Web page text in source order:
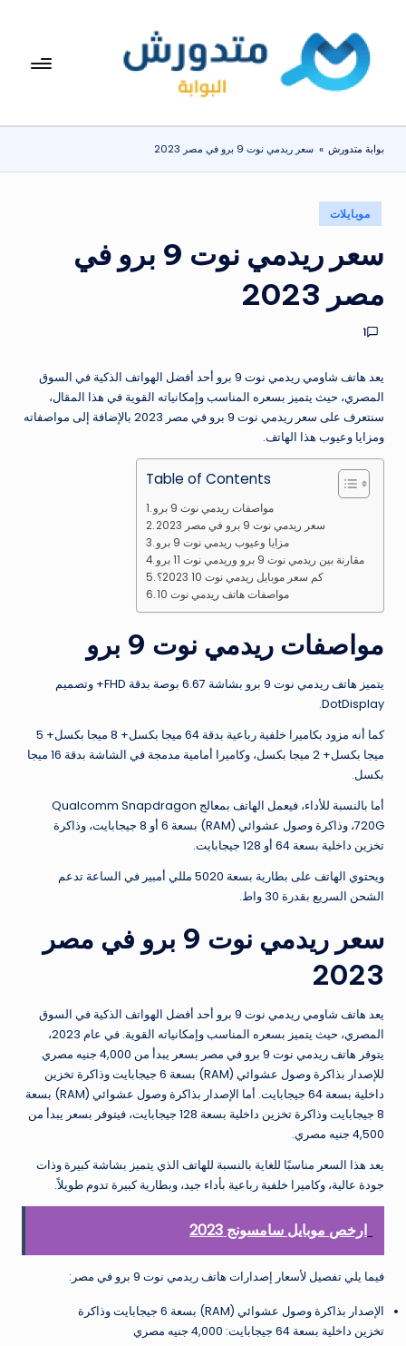
المحتوىبوا
مت
دو
ر
ش
تعرف
المنزلية
يومياً
بوابة متدورش » سعر ريدمي نوت 9 برو في مصر 2023
في
موبايلات
سعر ريدمي نوت 9 برو في
مصر 2023
1
يعد هاتف شاومي ريدمي نوت 9 برو أحد أفضل الهواتف الذكية في السوق
المصري، حيث يتميز بسعره المناسب وإمكانياته القوية في هذا المقال،
سنتعرف على سعر ريدمي نوت 9 برو في مصر 2023 بالإضافة إلى مواصفاته
ومزايا وعيوب هذا الهاتف.
Table of Contents
مواصفات ريدمي نوت 9 برو
سعر ريدمي نوت 9 برو في مصر 2023
مزايا وعيوب ريدمي نوت 9 برو
مقارنة بين ريدمي نوت 9 برو وريدمي نوت 11 برو
كم سعر موبايل ريدمي نوت 10 2023؟
مواصفات هاتف ريدمي نوت 10
مواصفات ريدمي نوت 9 برو
يتميز هاتف ريدمي نوت 9 برو بشاشة 6.67 بوصة بدقة FHD+ وتصميم
DotDisplay.
كما أنه مزود بكاميرا خلفية رباعية بدقة 64 ميجا بكسل+ 8 ميجا بكسل+ 5
ميجا بكسل+ 2 ميجا بكسل، وكاميرا أمامية مدمجة في الشاشة بدقة 16 ميجا
بكسل.
أما بالنسبة للأداء، فيعمل الهاتف بمعالج Qualcomm Snapdragon
720G، وذاكرة وصول عشوائي (RAM) بسعة 6 أو 8 جيجابايت، وذاكرة
تخزين داخلية بسعة 64 أو 128 جيجابايت.
ويحتوي الهاتف على بطارية بسعة 5020 مللي أمبير في الساعة تدعم
الشحن السريع بقدرة 30 واط.
سعر ريدمي نوت 9 برو في مصر
2023
يعد هاتف شاومي ريدمي نوت 9 برو أحد أفضل الهواتف الذكية في السوق
المصري، حيث يتميز بسعره المناسب وإمكانياته القوية. في عام 2023،
يتوفر هاتف ريدمي نوت 9 برو في مصر بسعر يبدأ من 4,000 جنيه مصري
للإصدار بذاكرة وصول عشوائي (RAM) بسعة 6 جيجابايت وذاكرة تخزين
داخلية بسعة 64 جيجابايت. أما الإصدار بذاكرة وصول عشوائي (RAM) بسعة
8 جيجابايت وذاكرة تخزين داخلية بسعة 128 جيجابايت، فيتوفر بسعر يبدأ من
4,500 جنيه مصري.
يعد هذا السعر مناسبًا للغاية بالنسبة للهاتف الذي يتميز بشاشة كبيرة وذات
جودة عالية، وكاميرا خلفية رباعية بأداء جيد، وبطارية كبيرة تدوم طويلاً.
ارخص موبايل سامسونج 2023
فيما يلي تفصيل لأسعار إصدارات هاتف ريدمي نوت 9 برو في مصر:
الإصدار بذاكرة وصول عشوائي (RAM) بسعة 6 جيجابايت وذاكرة
تخزين داخلية بسعة 64 جيجابايت: 4,000 جنيه مصري